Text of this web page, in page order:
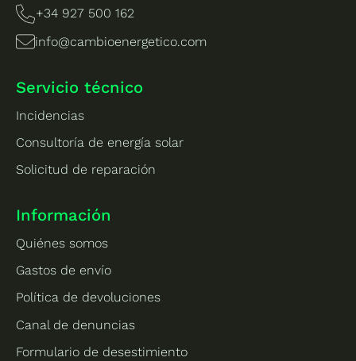
+34 927 500 162
info@cambioenergetico.com
Servicio técnico
Incidencias
Consultoría de energía solar
Solicitud de reparación
Información
Quiénes somos
Gastos de envío
Política de devoluciones
Canal de denuncias
Formulario de desestimiento